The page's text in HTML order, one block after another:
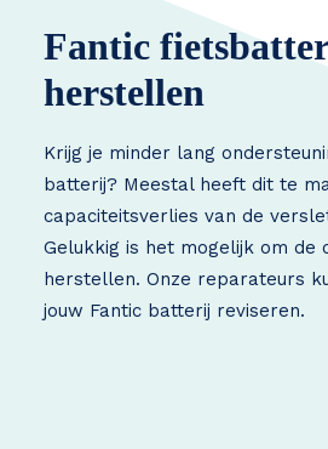
Fantic
herstellen
Krijg je minder lang
batterij? Meestal heeft dit te
capaciteitsverlies van de
Gelukkig is het mogelijk om de
herstellen. Onze reparateurs
jouw Fantic batterij reviseren.